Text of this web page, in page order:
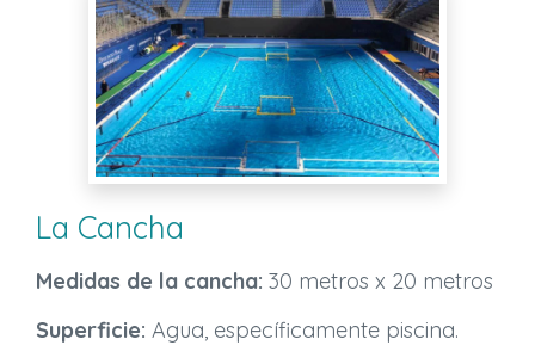
La Cancha
Medidas de la cancha: 30 metros x 20 metros
Superficie: Agua, específicamente piscina.